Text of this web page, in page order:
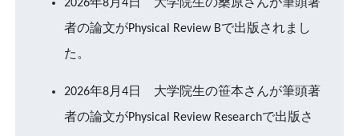
2026年8月4日 大学院生の桑原さんが筆頭著
者の論文がPhysical Review Bで出版されまし
た。
2026年8月4日 大学院生の笹本さんが筆頭著
者の論文がPhysical Review Researchで出版さ